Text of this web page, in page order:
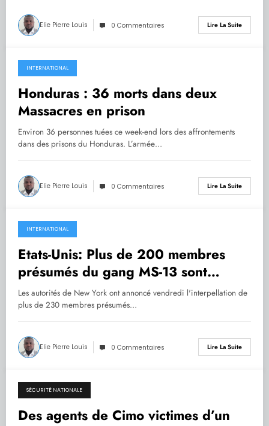
Elie Pierre Louis 0 Commentaires Lire La Suite
24.12.2019
INTERNATIONAL
Honduras : 36 morts dans deux
Massacres en prison
Environ 36 personnes tuées ce week-end lors des affrontements
dans des prisons du Honduras. L’armée…
Elie Pierre Louis 0 Commentaires Lire La Suite
22.12.2019
INTERNATIONAL
Etats-Unis: Plus de 200 membres
présumés du gang MS-13 sont
interpellés
Les autorités de New York ont annoncé vendredi l'interpellation de
plus de 230 membres présumés…
Elie Pierre Louis 0 Commentaires Lire La Suite
21.12.2019
SÉCURITÉ NATIONALE
Des agents de Cimo victimes d’un